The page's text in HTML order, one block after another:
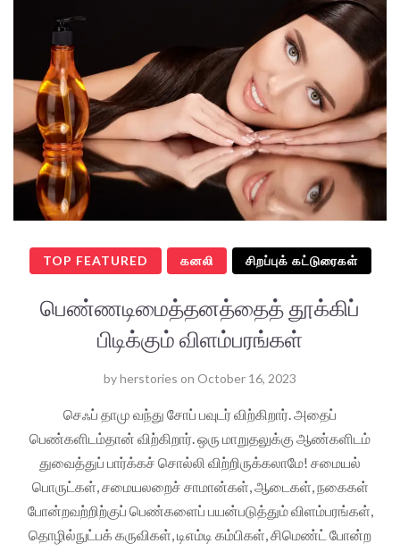
TOP FEATURED கனலி சிறப்புக் கட்டுரைகள்
பெண்ணடிமைத்தனத்தைத் தூக்கிப்
பிடிக்கும் விளம்பரங்கள்
byherstories on October 16, 2023
செஃப் தாமு வந்து சோப் பவுடர் விற்கிறார். அதைப்
பெண்களிடம்தான் விற்கிறார். ஒரு மாறுதலுக்கு ஆண்களிடம்
துவைத்துப் பார்க்கச் சொல்லி விற்றிருக்கலாமே! சமையல்
பொருட்கள், சமையலறைச் சாமான்கள், ஆடைகள், நகைகள்
போன்றவற்றிற்குப் பெண்களைப் பயன்படுத்தும் விளம்பரங்கள்,
தொழில்நுட்பக் கருவிகள், டிஎம்டி கம்பிகள், சிமெண்ட் போன்ற